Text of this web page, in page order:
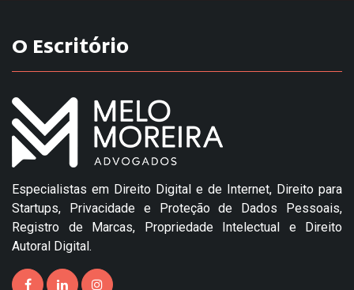
O Escritório
Especialistas em Direito Digital e de Internet, Direito para
Startups, Privacidade e Proteção de Dados Pessoais,
Registro de Marcas, Propriedade Intelectual e Direito
Autoral Digital.